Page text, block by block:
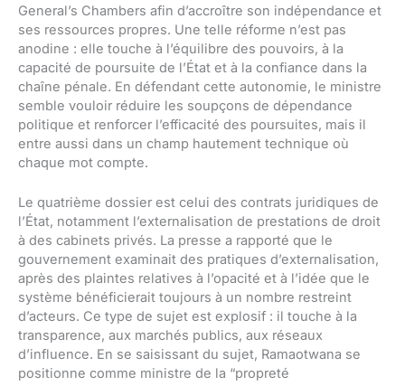
General’s Chambers afin d’accroître son indépendance et
ses ressources propres. Une telle réforme n’est pas
anodine : elle touche à l’équilibre des pouvoirs, à la
capacité de poursuite de l’État et à la confiance dans la
chaîne pénale. En défendant cette autonomie, le ministre
semble vouloir réduire les soupçons de dépendance
politique et renforcer l’efficacité des poursuites, mais il
entre aussi dans un champ hautement technique où
chaque mot compte.
Le quatrième dossier est celui des contrats juridiques de
l’État, notamment l’externalisation de prestations de droit
à des cabinets privés. La presse a rapporté que le
gouvernement examinait des pratiques d’externalisation,
après des plaintes relatives à l’opacité et à l’idée que le
système bénéficierait toujours à un nombre restreint
d’acteurs. Ce type de sujet est explosif : il touche à la
transparence, aux marchés publics, aux réseaux
d’influence. En se saisissant du sujet, Ramaotwana se
positionne comme ministre de la “propreté